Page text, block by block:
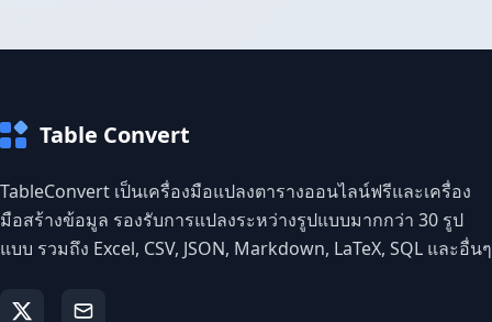
Table Convert
TableConvert เป็นเครื่องมือแปลงตารางออนไลน์ฟรีและเครื่อง
มือสร้างข้อมูล รองรับการแปลงระหว่างรูปแบบมากกว่า 30 รูป
แบบ รวมถึง Excel, CSV, JSON, Markdown, LaTeX, SQL และอื่นๆ